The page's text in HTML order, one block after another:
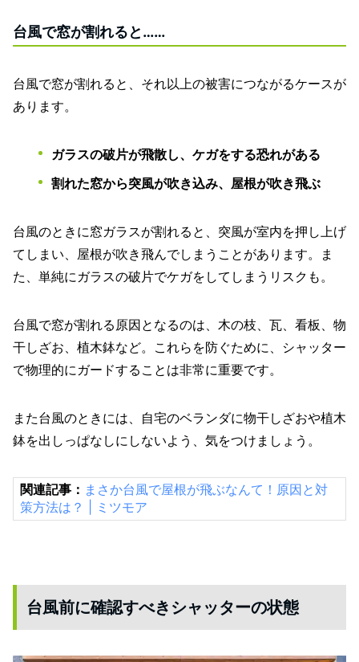
台風で窓が割れると……
台風で窓が割れると、それ以上の被害につながるケースが
あります。
ガラスの破片が飛散し、ケガをする恐れがある
割れた窓から突風が吹き込み、屋根が吹き飛ぶ
台風のときに窓ガラスが割れると、突風が室内を押し上げ
てしまい、屋根が吹き飛んでしまうことがあります。ま
た、単純にガラスの破片でケガをしてしまうリスクも。
台風で窓が割れる原因となるのは、木の枝、瓦、看板、物
干しざお、植木鉢など。これらを防ぐために、シャッター
で物理的にガードすることは非常に重要です。
また台風のときには、自宅のベランダに物干しざおや植木
鉢を出しっぱなしにしないよう、気をつけましょう。
関連記事： まさか台風で屋根が飛ぶなんて！原因と対
策方法は？ | ミツモア
台風前に確認すべきシャッターの状態